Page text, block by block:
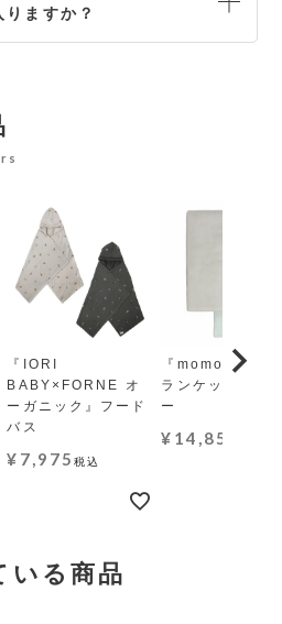
ますか？
『IORI
BABY×FORNE オ
ーガニック』フード
バス
¥ 7,975税込
『momo-モモ』
ランケット レギ
ー
¥ 14,850
いる商品